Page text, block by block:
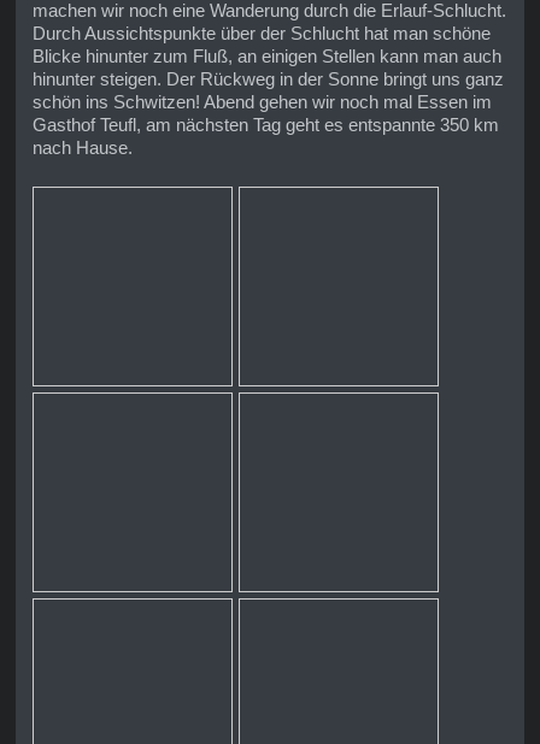
machen wir noch eine Wanderung durch die Erlauf-Schlucht.
Durch Aussichtspunkte über der Schlucht hat man schöne
Blicke hinunter zum Fluß, an einigen Stellen kann man auch
hinunter steigen. Der Rückweg in der Sonne bringt uns ganz
schön ins Schwitzen! Abend gehen wir noch mal Essen im
Gasthof Teufl, am nächsten Tag geht es entspannte 350 km
nach Hause.